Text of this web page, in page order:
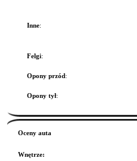
Inne:
Felgi:
Opony przód:
Opony tył:
Oceny auta
Wnętrze: